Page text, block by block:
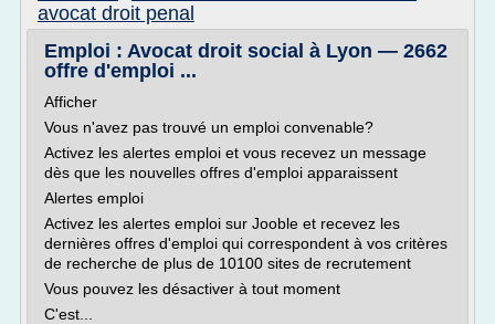
avocat droit penal
Emploi : Avocat droit social à Lyon — 2662
offre d'emploi ...
Afficher
Vous n'avez pas trouvé un emploi convenable?
Activez les alertes emploi et vous recevez un message
dès que les nouvelles offres d'emploi apparaissent
Alertes emploi
Activez les alertes emploi sur Jooble et recevez les
dernières offres d'emploi qui correspondent à vos critères
de recherche de plus de 10100 sites de recrutement
Vous pouvez les désactiver à tout moment
C'est...